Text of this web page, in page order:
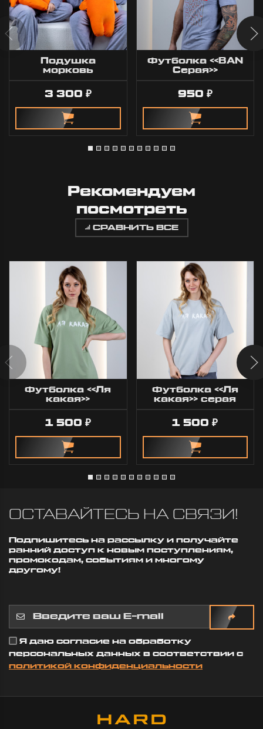
Подушка
морковь
3 300 ₽
Футболка «BAN
Серая»
950 ₽
Рекомендуем
посмотреть
СРАВНИТЬ ВСЕ
Футболка «Ля
какая»
оливковая
1 500 ₽
Футболка «Ля
какая» серая
1 500₽
ОСТАВАЙТЕСЬ НА СВЯЗИ!
Подпишитесь на рассылку и получайте
ранний доступ к новым поступлениям,
промокодам, событиям и многому
другому!
Я даю согласие на обработку
персональных данных в соответствии с
политикой конфиденциальности